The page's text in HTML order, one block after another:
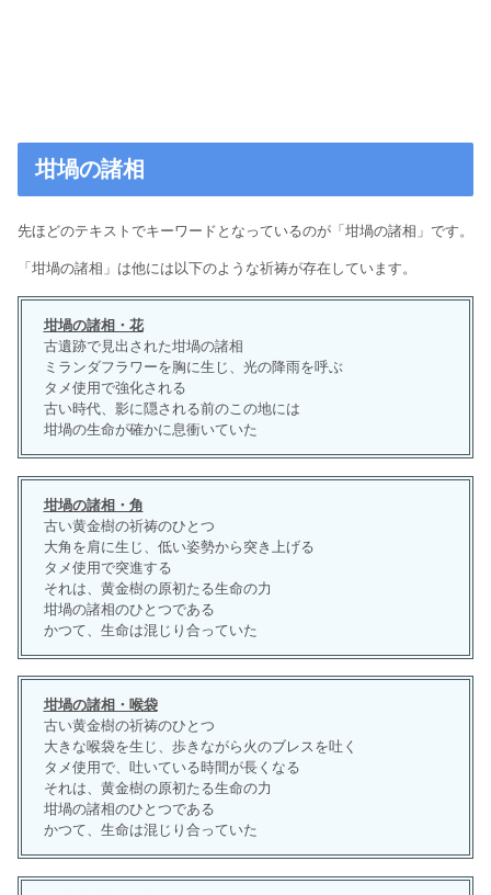
坩堝の諸相
先ほどのテキストでキーワードとなっているのが「坩堝の諸相」です。
「坩堝の諸相」は他には以下のような祈祷が存在しています。
坩堝の諸相・花
古遺跡で見出された坩堝の諸相
ミランダフラワーを胸に生じ、光の降雨を呼ぶ
タメ使用で強化される
古い時代、影に隠される前のこの地には
坩堝の生命が確かに息衝いていた
坩堝の諸相・角
古い黄金樹の祈祷のひとつ
大角を肩に生じ、低い姿勢から突き上げる
タメ使用で突進する
それは、黄金樹の原初たる生命の力
坩堝の諸相のひとつである
かつて、生命は混じり合っていた
坩堝の諸相・喉袋
古い黄金樹の祈祷のひとつ
大きな喉袋を生じ、歩きながら火のブレスを吐く
タメ使用で、吐いている時間が長くなる
それは、黄金樹の原初たる生命の力
坩堝の諸相のひとつである
かつて、生命は混じり合っていた